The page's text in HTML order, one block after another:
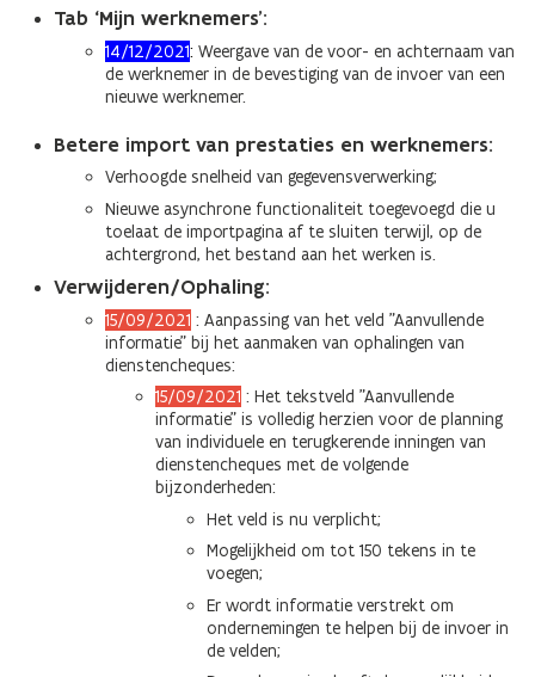
Tab ‘Mijn werknemers’:
14/12/2021: Weergave van de voor- en achternaam van
de werknemer in de bevestiging van de invoer van een
nieuwe werknemer.
Betere import van prestaties en werknemers:
Verhoogde snelheid van gegevensverwerking;
Nieuwe asynchrone functionaliteit toegevoegd die u
toelaat de importpagina af te sluiten terwijl, op de
achtergrond, het bestand aan het werken is.
Verwijderen/Ophaling:
15/09/2021 : Aanpassing van het veld "Aanvullende
informatie" bij het aanmaken van ophalingen van
dienstencheques:
15/09/2021 : Het tekstveld "Aanvullende
informatie" is volledig herzien voor de planning
van individuele en terugkerende inningen van
dienstencheques met de volgende
bijzonderheden:
Het veld is nu verplicht;
Mogelijkheid om tot 150 tekens in te
voegen;
Er wordt informatie verstrekt om
ondernemingen te helpen bij de invoer in
de velden;